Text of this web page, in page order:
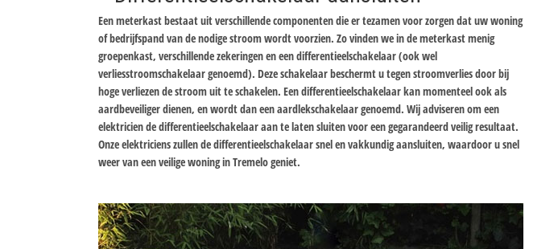
Een meterkast bestaat uit verschillende componenten die er tezamen voor zorgen dat uw woning
of bedrijfspand van de nodige stroom wordt voorzien. Zo vinden we in de meterkast menig
groepenkast, verschillende zekeringen en een differentieelschakelaar (ook wel
verliesstroomschakelaar genoemd). Deze schakelaar beschermt u tegen stroomverlies door bij
hoge verliezen de stroom uit te schakelen. Een differentieelschakelaar kan momenteel ook als
aardbeveiliger dienen, en wordt dan een aardlekschakelaar genoemd. Wij adviseren om een
elektricien de differentieelschakelaar aan te laten sluiten voor een gegarandeerd veilig resultaat.
Onze elektriciens zullen de differentieelschakelaar snel en vakkundig aansluiten, waardoor u snel
weer van een veilige woning in Tremelo geniet.